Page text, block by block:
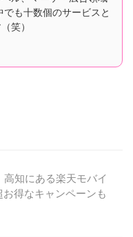
も十数個のサービスと
笑）
高知にある楽天モバイ
得なキャンペーンも